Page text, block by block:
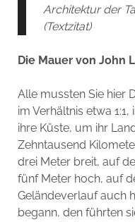
Architektur der
(Textzitat)
Die Mauer von John
Alle mussten Sie hier
im Verhältnis etwa
ihre Küste, um ihr
Zehntausend
drei Meter breit, auf
fünf Meter hoch, auf
Geländeverlauf auch
begann, den führten